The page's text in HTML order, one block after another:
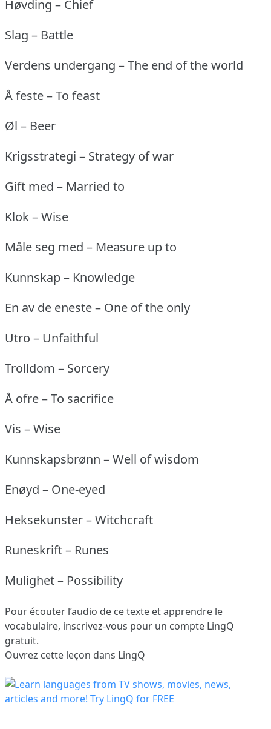
Høvding – Chief
Slag – Battle
Verdens undergang – The end of the world
Å feste – To feast
Øl – Beer
Krigsstrategi – Strategy of war
Gift med – Married to
Klok – Wise
Måle seg med – Measure up to
Kunnskap – Knowledge
En av de eneste – One of the only
Utro – Unfaithful
Trolldom – Sorcery
Å ofre – To sacrifice
Vis – Wise
Kunnskapsbrønn – Well of wisdom
Enøyd – One-eyed
Heksekunster – Witchcraft
Runeskrift – Runes
Mulighet – Possibility
Pour écouter l’audio de ce texte et apprendre le
vocabulaire, inscrivez-vous pour un compte LingQ
gratuit.
Ouvrez cette leçon dans LingQ